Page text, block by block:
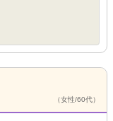
（女性/60代）